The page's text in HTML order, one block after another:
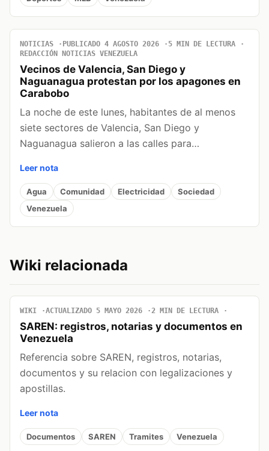
NOTICIAS PUBLICADO 4 AGOSTO 2026
5 MIN DE LECTURA
REDACCIÓN NOTICIAS VENEZUELA
Vecinos de Valencia, San Diego y
Naguanagua protestan por los apagones en
Carabobo
La noche de este lunes, habitantes de al menos
siete sectores de Valencia, San Diego y
Naguanagua salieron a las calles para…
Leer nota
Agua Comunidad Electricidad
Sociedad
Venezuela
Wiki relacionada
WIKI ACTUALIZADO 5 MAYO 2026 2 MIN DE LECTURA
SAREN: registros, notarias y documentos en
Venezuela
Referencia sobre SAREN, registros, notarias,
documentos y su relacion con legalizaciones y
apostillas.
Leer nota
Documentos SAREN Tramites Venezuela